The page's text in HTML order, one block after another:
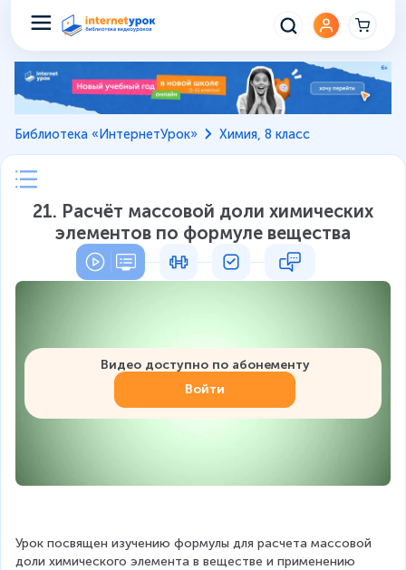
Библиотека «ИнтернетУрок» Химия, 8 класс
21. Расчёт массовой доли химических
элементов по формуле вещества
Видео доступно по абонементу
Войти
Урок посвящен изучению формулы для расчета массовой
доли химического элемента в веществе и применению